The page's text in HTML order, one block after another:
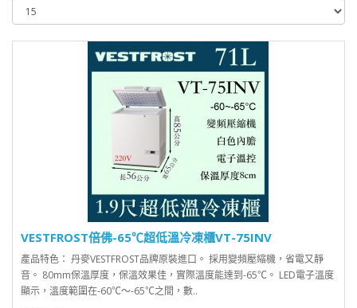
VESTFROST倍佛-65℃超低溫冷凍櫃VT-75INV
產品特色： 丹麥VESTFROST品牌原裝進口。 採用變頻壓縮機，省電又靜
音。 80mm保溫厚度，保溫效果佳，實際溫度能達到-65℃。 LED電子溫度
顯示，溫度範圍在-60℃～-65℃之間，數..